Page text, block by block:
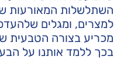
השתלשלות המאורעות
למצרים, ומגלים
מכריע בצורה הטבעית
בכך ללמד אותנו על